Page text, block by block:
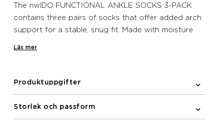
The nwlDO FUNCTIONAL ANKLE SOCKS 3-PACK
contains three pairs of socks that offer added arch
support for a stable, snug fit. Made with moisture
Läs mer
Produktuppgifter
Storlek och passform